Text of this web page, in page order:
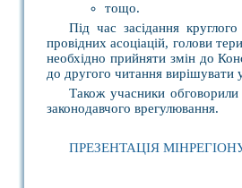
тощо.
Під час засідання
провідних асоціацій, голови
необхідно прийняти змін до
до другого читання вирішувати
Також учасники обговорили
законодавчого врегулювання.
ПРЕЗЕНТАЦІЯ